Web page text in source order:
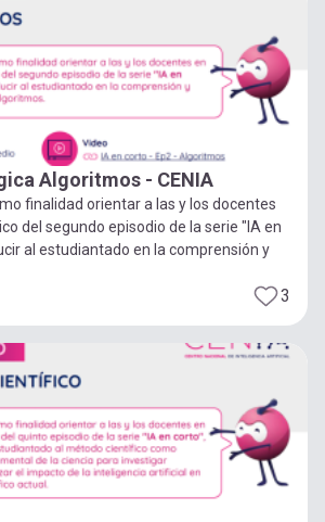
Algoritmos - CENIA
finalidad orientar a las y los docentes
del segundo episodio de la serie "IA en
al estudiantado en la comprensión y
3